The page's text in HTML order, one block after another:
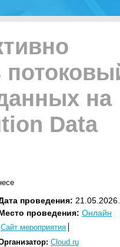
на
Data
проведения:
проведения: Онлайн
Сайт мероприятия
Cloud.ru